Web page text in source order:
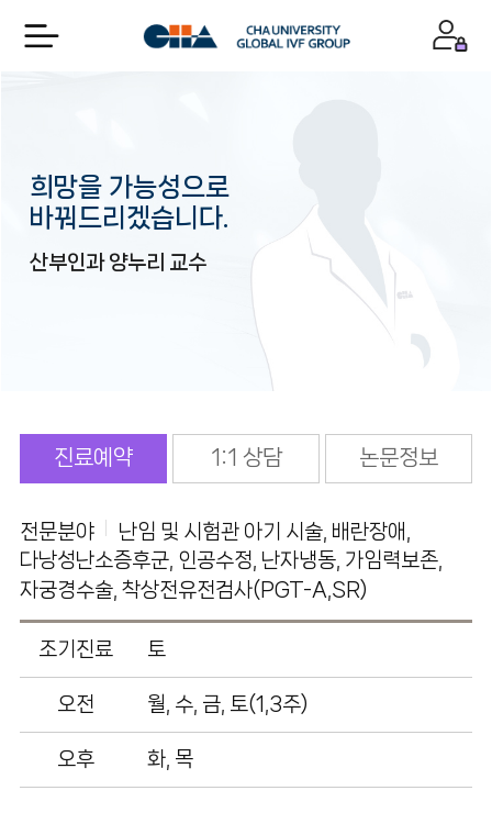
희망을 가능성으로
바꿔드리겠습니다.
산부인과 양누리 교수
진료예약 1:1 상담 논문정보
전문분야
난임 및 시험관 아기 시술, 배란장애,
다낭성난소증후군, 인공수정, 난자냉동, 가임력보존,
자궁경수술, 착상전유전검사(PGT-A,SR)
조기진료 토
오전 월, 수, 금, 토(1,3주)
오후 화, 목